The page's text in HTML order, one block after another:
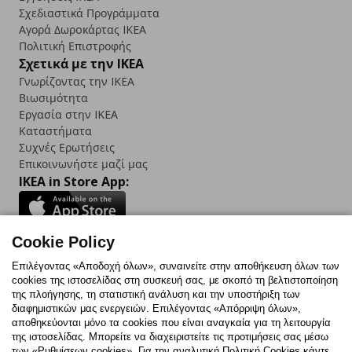
Σχεδιαστικά Προγράμματα
Αγορά Δωρoκάρτας IKEA
Πολιτική Επιστροφής
Σχετικά με την IKEA
Γνωρίζοντας την IKEA
Βιωσιμότητα
Εργασία στην IKEA
Καταστήματα
Συχνές Ερωτήσεις
Επικοινωνήστε μαζί μας
IKEA in Store App:
Follow us:
FacebookInstagram
TikTokYoutubePinterestTwitter
Cookie Policy
Επιλέγοντας «Αποδοχή όλων», συναινείτε στην αποθήκευση όλων των
cookies της ιστοσελίδας στη συσκευή σας, με σκοπό τη βελτιστοποίηση
της πλοήγησης, τη στατιστική ανάλυση και την υποστήριξη των
διαφημιστικών μας ενεργειών. Επιλέγοντας «Απόρριψη όλων»,
αποθηκεύονται μόνο τα cookies που είναι αναγκαία για τη λειτουργία
της ιστοσελίδας. Μπορείτε να διαχειριστείτε τις προτιμήσεις σας μέσω